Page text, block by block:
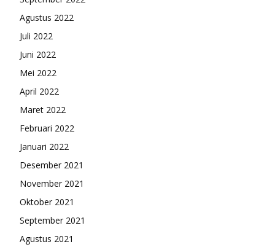
Agustus 2022
Juli 2022
Juni 2022
Mei 2022
April 2022
Maret 2022
Februari 2022
Januari 2022
Desember 2021
November 2021
Oktober 2021
September 2021
Agustus 2021